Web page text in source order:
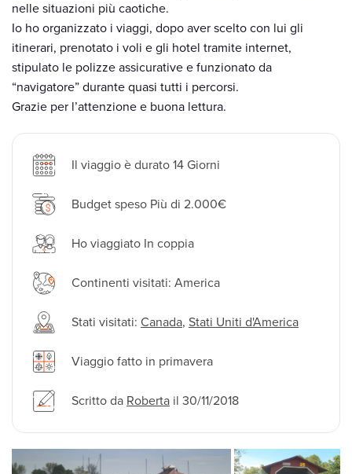
nelle situazioni più caotiche.
Io ho organizzato i viaggi, dopo aver scelto con lui gli
itinerari, prenotato i voli e gli hotel tramite internet,
stipulato le polizze assicurative e funzionato da
“navigatore” durante quasi tutti i percorsi.
Grazie per l’attenzione e buona lettura.
Il viaggio è durato 14 Giorni
Budget speso Più di 2.000€
Ho viaggiato In coppia
Continenti visitati: America
Stati visitati: Canada, Stati Uniti d'America
Viaggio fatto in primavera
Scritto da Roberta il 30/11/2018